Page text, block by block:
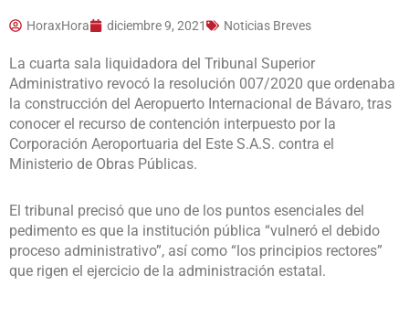
HoraxHora diciembre 9, 2021 Noticias Breves
La cuarta sala liquidadora del Tribunal Superior
Administrativo revocó la resolución 007/2020 que ordenaba
la construcción del Aeropuerto Internacional de Bávaro, tras
conocer el recurso de contención interpuesto por la
Corporación Aeroportuaria del Este S.A.S. contra el
Ministerio de Obras Públicas.
El tribunal precisó que uno de los puntos esenciales del
pedimento es que la institución pública “vulneró el debido
proceso administrativo”, así como “los principios rectores”
que rigen el ejercicio de la administración estatal.